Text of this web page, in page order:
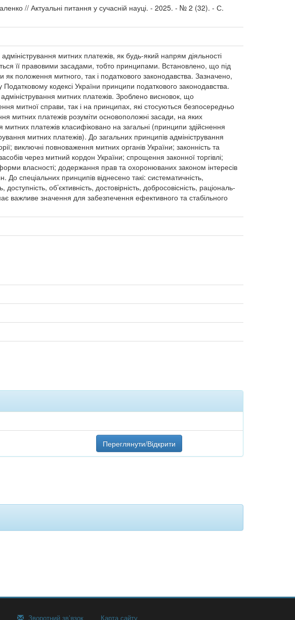
// Актуальні питання у сучасній науці. - 2025. - № 2 (32). - С.
митних платежів, як будь-який напрям діяльності
її правовими засадами, тобто принципами. Встановлено, що під
як положення митного, так і податкового законодавства. Зазначено,
кодексі України принципи податкового законодавства.
митних платежів. Зроблено висновок, що
митної справи, так і на принципах, які стосуються безпосередньо
митних платежів розуміти основоположні засади, на яких
платежів класифіковано на загальні (принципи здійснення
митних платежів). До загальних принципів адміністрування
виключні повноваження митних органів України; законність та
через митний кордон України; спрощення законної торгівлі;
форми власності; додержання прав та охоронюваних законом інтересів
До спеціальних принципів віднесено такі: систематичність,
доступність, об’єктивність, достовірність, добросовісність, раціональ-
важливе значення для забезпечення ефективного та стабільного
Переглянути/Відкрити
Зворотний зв’язок Карта сайту